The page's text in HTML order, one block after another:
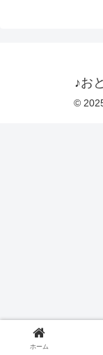
♪お
©
ホーム